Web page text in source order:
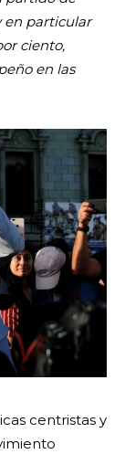
en particular
ciento,
en las
centristas y